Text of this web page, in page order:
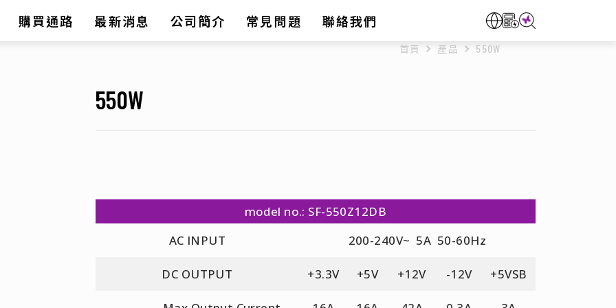
購買通路 最新消息 公司簡介 常見問題 聯絡我們
首頁 產品 550W
550W
model no.: SF-550Z12DB
AC INPUT
200-240V~ 5A 50-60Hz
DC OUTPUT +3.3V +5V +12V -12V +5VSB